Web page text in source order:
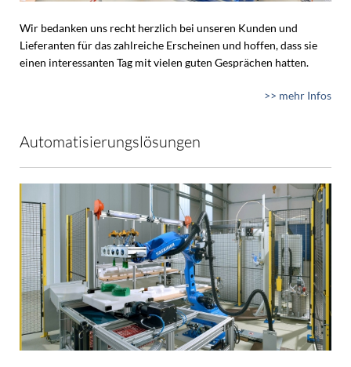
Wir bedanken uns recht herzlich bei unseren Kunden und
Lieferanten für das zahlreiche Erscheinen und hoffen, dass sie
einen interessanten Tag mit vielen guten Gesprächen hatten.
>> mehr Infos
Automatisierungslösungen